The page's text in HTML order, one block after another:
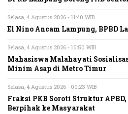
Selasa, 4 Agustus 2026 - 11:40 WIB
El Nino Ancam Lampung, BPBD
Selasa, 4 Agustus 2026 - 10:50 WIB
Mahasiswa Malahayati
Minim Asap di Metro Timur
Selasa, 4 Agustus 2026 - 00:23 WIB
Fraksi PKB Soroti Struktur
Berpihak ke Masyarakat